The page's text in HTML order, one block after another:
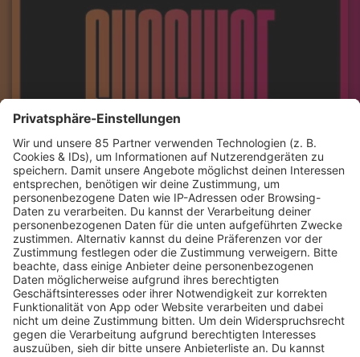
JETZT ABSPIELEN
Vom 7.-13.März 2022 die Female Power Week